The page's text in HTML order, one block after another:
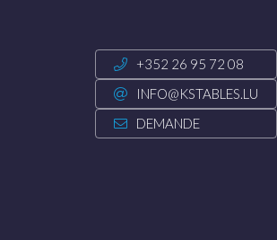
+352 26 95 72 08
INFO@KSTABLES.LU
DEMANDE